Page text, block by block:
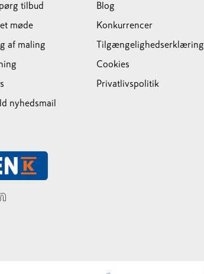
tilbud
møde
af maling
nyhedsmail
Blog
Konkurrencer
Tilgængelighedserklæring
Cookies
Privatlivspolitik